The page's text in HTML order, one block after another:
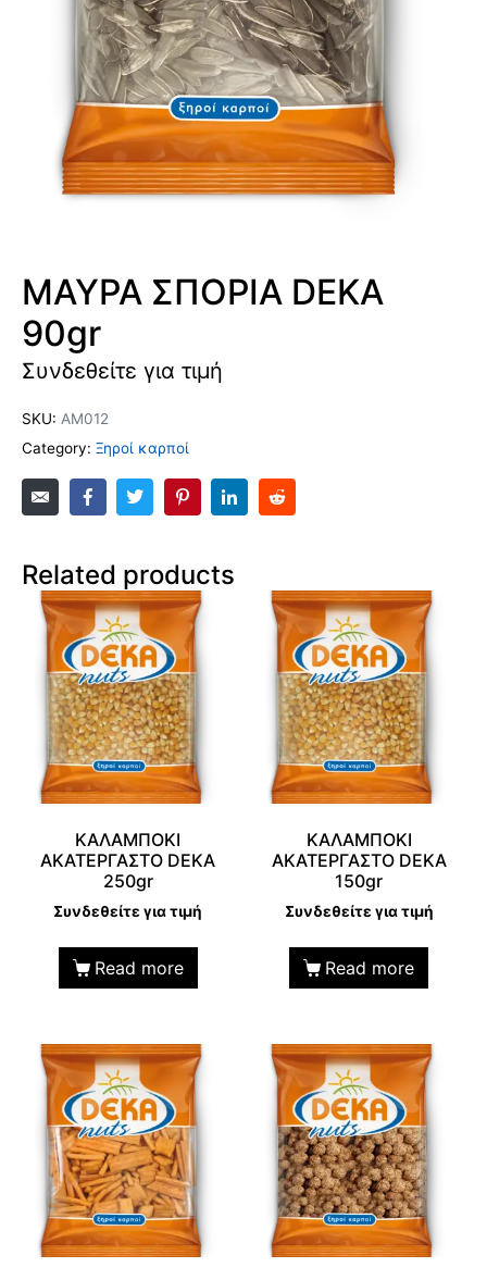
ΜΑΥΡΑ ΣΠΟΡΙΑ DEKA
90gr
Συνδεθείτε για τιμή
SKU: ΑΜ012
Category: Ξηροί καρποί
Related products
ΚΑΛΑΜΠΟΚΙ
ΑΚΑΤΕΡΓΑΣΤΟ DEKA
250gr
Συνδεθείτε για τιμή
Read more
ΚΑΛΑΜΠΟΚΙ
ΑΚΑΤΕΡΓΑΣΤΟ DEKA
150gr
Συνδεθείτε για τιμή
Read more